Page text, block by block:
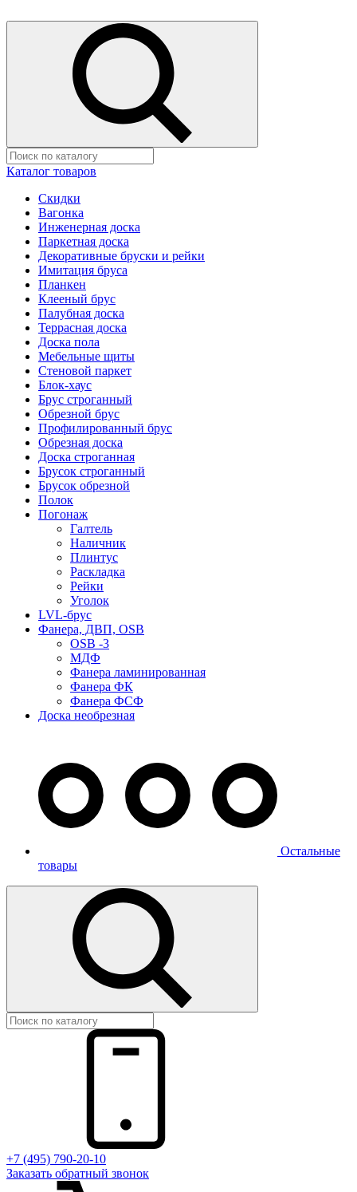
Каталог товаров
Скидки
Вагонка
Инженерная доска
Паркетная доска
Декоративные бруски и рейки
Имитация бруса
Планкен
Клееный брус
Палубная доска
Террасная доска
Доска пола
Мебельные щиты
Стеновой паркет
Блок-хаус
Брус строганный
Обрезной брус
Профилированный брус
Обрезная доска
Доска строганная
Брусок строганный
Брусок обрезной
Полок
Погонаж
Галтель
Наличник
Плинтус
Раскладка
Рейки
Уголок
LVL-брус
Фанера, ДВП, OSB
OSB -3
МДФ
Фанера ламинированная
Фанера ФК
Фанера ФСФ
Доска необрезная
Остальные
товары
+7 (495) 790-20-10
Заказать обратный звонок